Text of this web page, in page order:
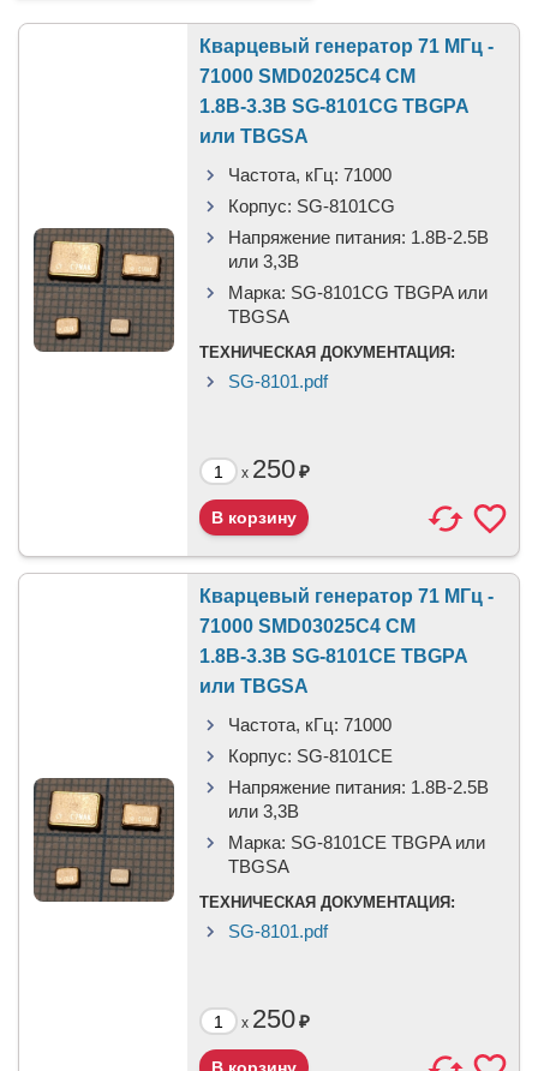
Кварцевый генератор 71 МГц -
71000 SMD02025C4 CM
1.8В-3.3В SG-8101CG TBGPA
или TBGSA
Частота, кГц: 71000
Корпус: SG-8101CG
Напряжение питания: 1.8В-2.5B
или 3,3B
Марка: SG-8101CG TBGPA или
TBGSA
ТЕХНИЧЕСКАЯ ДОКУМЕНТАЦИЯ:
SG-8101.pdf
x 250₽
Кварцевый генератор 71 МГц -
71000 SMD03025C4 CM
1.8В-3.3В SG-8101CE TBGPA
или TBGSA
Частота, кГц: 71000
Корпус: SG-8101CE
Напряжение питания: 1.8В-2.5B
или 3,3B
Марка: SG-8101CE TBGPA или
TBGSA
ТЕХНИЧЕСКАЯ ДОКУМЕНТАЦИЯ:
SG-8101.pdf
x 250₽